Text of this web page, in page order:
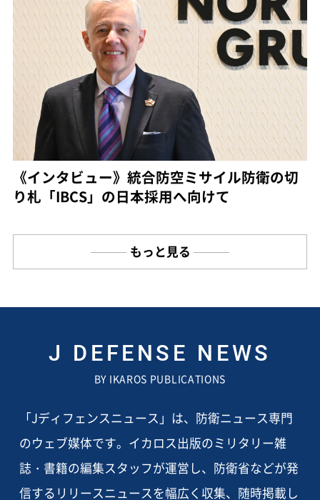
《インタビュー》統合防空ミサイル防衛の切
り札「IBCS」の日本採用へ向けて
もっと見る
J DEFENSE NEWS
BY IKAROS PUBLICATIONS
「Jディフェンスニュース」は、防衛ニュース専門
のウェブ媒体です。イカロス出版のミリタリー雑
誌・書籍の編集スタッフが運営し、防衛省などが発
信するリリースニュースを幅広く収集、随時掲載し